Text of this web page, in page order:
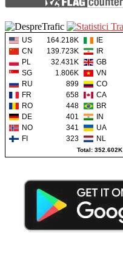
US 164.218K IE
CN
139.723K IR
PL
32.431K GB
SG
1.806K VN
RU
899 CO
FR
658 CA
RO
448 BR
DE
401 IN
NO
341 UA
FI
323 NL
Total: 352.602K